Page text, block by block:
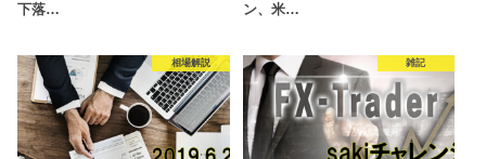
下落…
ン、米…
相場解説 雑記